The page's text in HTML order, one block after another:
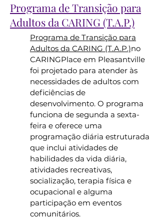
Programa de Transição para
Adultos da CARING (T.A.P.)
Programa de Transição para
Adultos da CARING (T.A.P.)no
CARINGPlace em Pleasantville
foi projetado para atender às
necessidades de adultos com
deficiências de
desenvolvimento. O programa
funciona de segunda a sexta-
feira e oferece uma
programação diária estruturada
que inclui atividades de
habilidades da vida diária,
atividades recreativas,
socialização, terapia física e
ocupacional e alguma
participação em eventos
comunitários.